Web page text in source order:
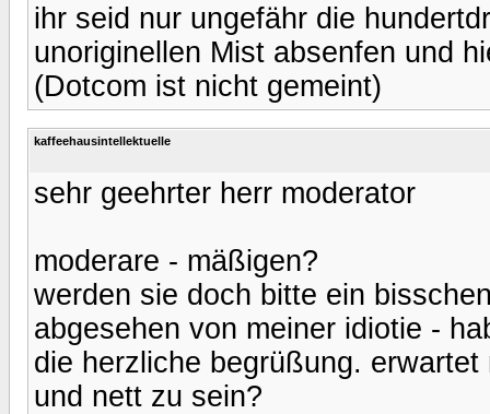
ihr seid nur ungefähr die
unoriginellen Mist absenfen und
(Dotcom ist nicht gemeint)
kaffeehausintellektuelle
sehr geehrter herr moderator
moderare - mäßigen?
werden sie doch bitte ein
abgesehen von meiner idiotie -
die herzliche begrüßung.
und nett zu sein?